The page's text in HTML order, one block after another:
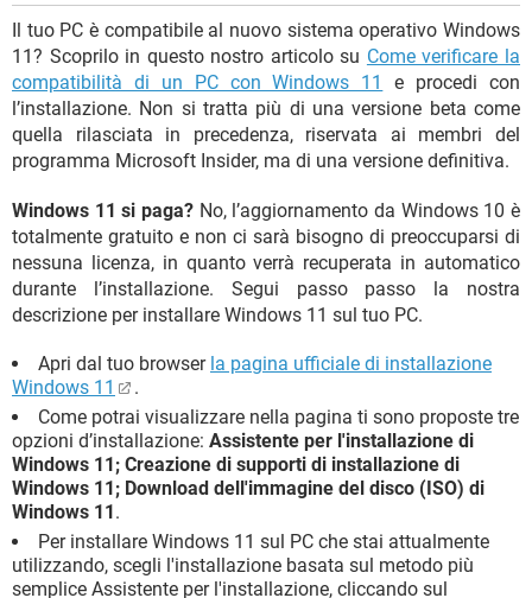
Il tuo PC è compatibile al nuovo sistema operativo Windows
11? Scoprilo in questo nostro articolo su Come verificare la
compatibilità di un PC con Windows 11
e procedi con
l’installazione. Non si tratta più di una versione beta come
quella rilasciata in precedenza, riservata ai membri del
programma Microsoft Insider, ma di una versione definitiva.
Windows 11 si paga? No, l’aggiornamento da Windows 10 è
totalmente gratuito e non ci sarà bisogno di preoccuparsi di
nessuna licenza, in quanto verrà recuperata in automatico
durante l’installazione. Segui passo passo la nostra
descrizione per installare Windows 11 sul tuo PC.
Apri dal tuo browser la pagina ufficiale di installazione
Windows 11
.
Come potrai visualizzare nella pagina ti sono proposte tre
opzioni d’installazione: Assistente per l'installazione di
Windows 11; Creazione di supporti di installazione di
Windows 11; Download dell'immagine del disco (ISO) di
Windows 11.
Per installare Windows 11 sul PC che stai attualmente
utilizzando, scegli l'installazione basata sul metodo più
semplice Assistente per l'installazione, cliccando sul